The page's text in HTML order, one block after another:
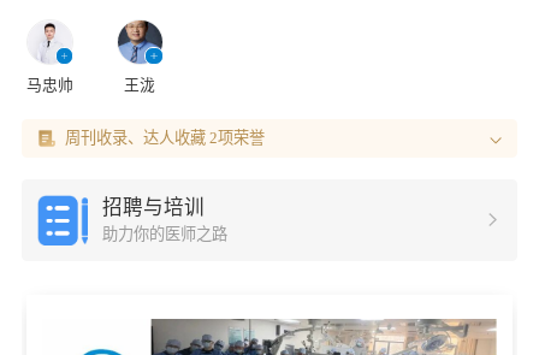
马忠帅 王泷
周刊收录、达人收藏 2项荣誉
招聘与培训
助力你的医师之路